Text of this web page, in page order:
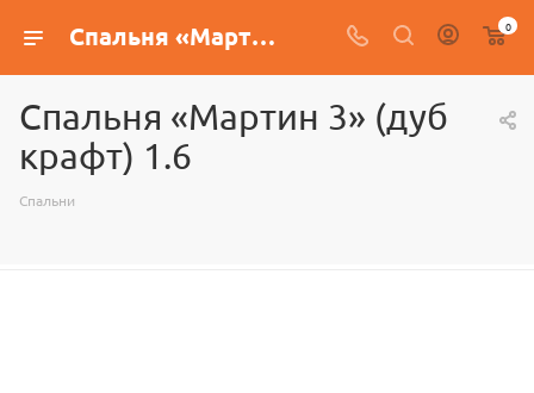
Спальня «Мартин 3» (дуб крафт) 1.6 0
Спальня «Мартин 3» (дуб
крафт) 1.6
Спальни